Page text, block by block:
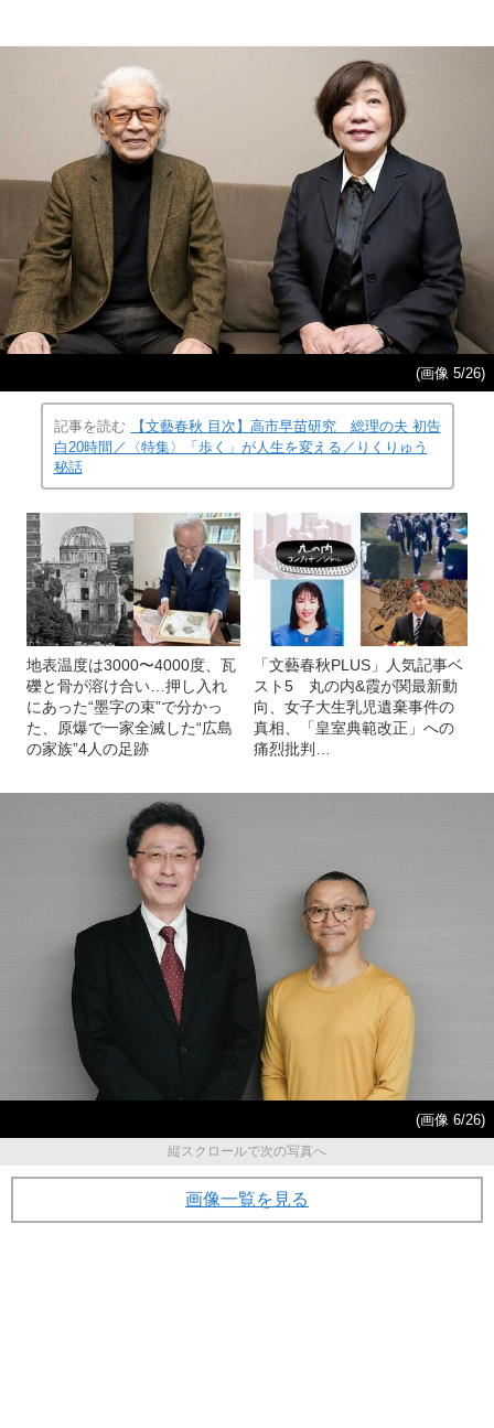
(画像 5/26)
記事を読む
【文藝春秋 目次】高市早苗研究 総理の夫 初告
白20時間／〈特集〉「歩く」が人生を変える／りくりゅう
秘話
地表温度は3000〜4000度、瓦
礫と骨が溶け合い…押し入れ
にあった“墨字の束”で分かっ
た、原爆で一家全滅した“広島
の家族”4人の足跡
「文藝春秋PLUS」人気記事ベ
スト5 丸の内&霞が関最新動
向、女子大生乳児遺棄事件の
真相、「皇室典範改正」への
痛烈批判…
(画像 6/26)
縦スクロールで次の写真へ
画像一覧を見る